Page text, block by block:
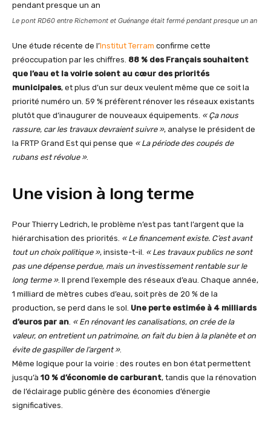
Le pont RD60 entre Richemont et Guénange était fermé pendant presque un an
Une étude récente de l’Institut Terram confirme cette
préoccupation par les chiffres. 88 % des Français souhaitent
que l’eau et la voirie soient au cœur des priorités
municipales, et plus d’un sur deux veulent même que ce soit la
priorité numéro un. 59 % préfèrent rénover les réseaux existants
plutôt que d’inaugurer de nouveaux équipements. « Ça nous
rassure, car les travaux devraient suivre », analyse le président de
la FRTP Grand Est qui pense que « La période des coupés de
rubans est révolue ».
Une vision à long terme
Pour Thierry Ledrich, le problème n’est pas tant l’argent que la
hiérarchisation des priorités. « Le financement existe. C’est avant
tout un choix politique », insiste-t-il. « Les travaux publics ne sont
pas une dépense perdue, mais un investissement rentable sur le
long terme ». Il prend l’exemple des réseaux d’eau. Chaque année,
1 milliard de mètres cubes d’eau, soit près de 20 % de la
production, se perd dans le sol. Une perte estimée à 4 milliards
d’euros par an. « En rénovant les canalisations, on crée de la
valeur, on entretient un patrimoine, on fait du bien à la planète et on
évite de gaspiller de l’argent ».
Même logique pour la voirie : des routes en bon état permettent
jusqu’à 10 % d’économie de carburant, tandis que la rénovation
de l’éclairage public génère des économies d’énergie
significatives.